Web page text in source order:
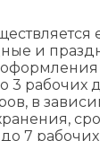
и
3 рабочих
в
7